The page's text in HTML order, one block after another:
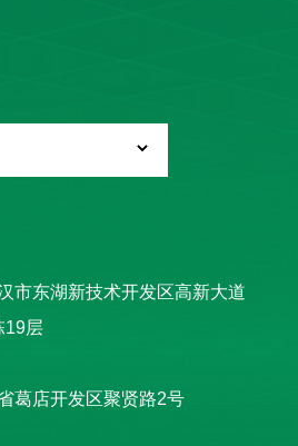
市东湖新技术开发区高新大道
19层
葛店开发区聚贤路2号